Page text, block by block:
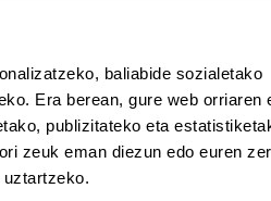
baliabide sozialetako
Era berean, gure web orriaren
publizitateko eta
zeuk eman diezun edo euren
Irisgarritasuna
EHU Tiktok-enEHU Bluesky-n
EHU